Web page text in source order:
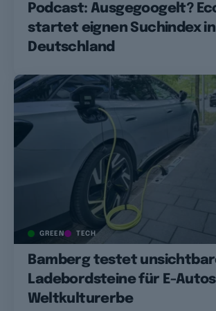
Podcast: Ausgegoogelt?
startet eignen Suchindex in
Deutschland
GREEN TECH
Bamberg testet
Ladebordsteine für E-Autos
Weltkulturerbe